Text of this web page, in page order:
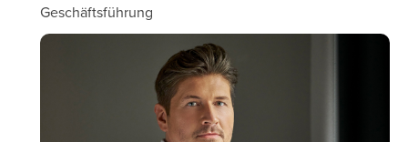
Geschäftsführung
Image